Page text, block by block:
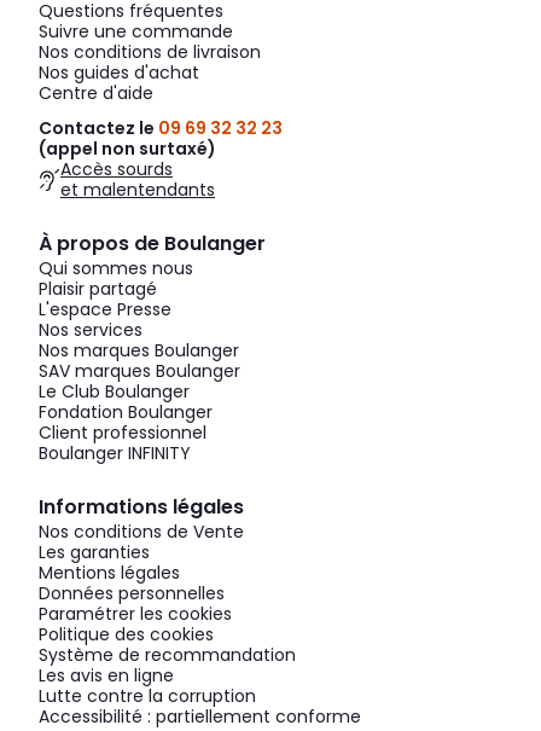
Questions fréquentes
Suivre une commande
Nos conditions de livraison
Nos guides d'achat
Centre d'aide
Contactez le 09 69 32 32 23
(appel non surtaxé)
Accès sourds
et malentendants
À propos de Boulanger
Qui sommes nous
Plaisir partagé
L'espace Presse
Nos services
Nos marques Boulanger
SAV marques Boulanger
Le Club Boulanger
Fondation Boulanger
Client professionnel
Boulanger INFINITY
Informations légales
Nos conditions de Vente
Les garanties
Mentions légales
Données personnelles
Paramétrer les cookies
Politique des cookies
Système de recommandation
Les avis en ligne
Lutte contre la corruption
Accessibilité : partiellement conforme